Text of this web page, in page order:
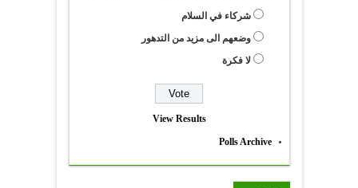
شركاء في السلام
وضعهم الى مزيد من التدهور
لا فكرة
View Results
Polls Archive